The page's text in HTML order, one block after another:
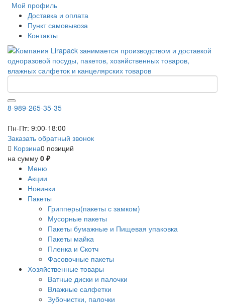
Мой профиль
Доставка и оплата
Пункт самовывоза
Контакты
8-989-265-35-35
Пн-Пт: 9:00-18:00
Заказать обратный звонок
Корзина0 позиций
на сумму 0 ₽
Меню
Акции
Новинки
Пакеты
Грипперы(пакеты с замком)
Мусорные пакеты
Пакеты бумажные и Пищевая упаковка
Пакеты майка
Пленка и Скотч
Фасовочные пакеты
Хозяйственные товары
Ватные диски и палочки
Влажные салфетки
Зубочистки, палочки